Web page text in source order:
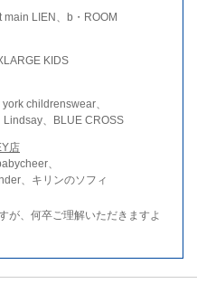
LIEN、b・ROOM
KIDS
childrenswear、
、BLUE CROSS
店
、
、キリンのソフィ
が、何卒ご理解いただきますよ